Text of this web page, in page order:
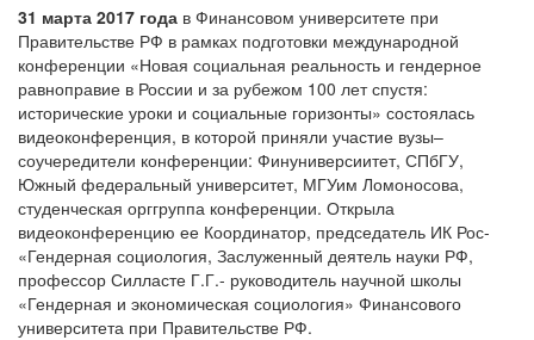
31 марта 2017 года в Финансовом университете при
Правительстве РФ в рамках подготовки международной
конференции «Новая социальная реальность и гендерное
равноправие в России и за рубежом 100 лет спустя:
исторические уроки и социальные горизонты» состоялась
видеоконференция, в которой приняли участие вузы–
соучередители конференции: Финуниверсиитет, СПбГУ,
Южный федеральный университет, МГУим Ломоносова,
студенческая орггруппа конференции. Открыла
видеоконференцию ее Координатор, председатель ИК Рос-
«Гендерная социология, Заслуженный деятель науки РФ,
профессор Силласте Г.Г.- руководитель научной школы
«Гендерная и экономическая социология» Финансового
университета при Правительстве РФ.